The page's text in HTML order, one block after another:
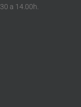
a 14.00h.